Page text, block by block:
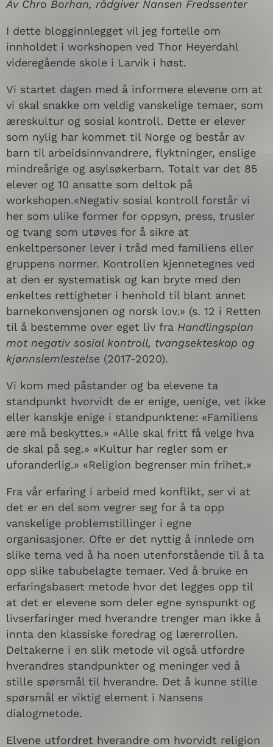
Av Chro Borhan, rådgiver Nansen Fredssenter
I dette blogginnlegget vil jeg fortelle om
innholdet i workshopen ved Thor Heyerdahl
videregående skole i Larvik i høst.
Vi startet dagen med å informere elevene om at
vi skal snakke om veldig vanskelige temaer, som
æreskultur og sosial kontroll. Dette er elever
som nylig har kommet til Norge og består av
barn til arbeidsinnvandrere, flyktninger, enslige
mindreårige og asylsøkerbarn. Totalt var det 85
elever og 10 ansatte som deltok på
workshopen.«Negativ sosial kontroll forstår vi
her som ulike former for oppsyn, press, trusler
og tvang som utøves for å sikre at
enkeltpersoner lever i tråd med familiens eller
gruppens normer. Kontrollen kjennetegnes ved
at den er systematisk og kan bryte med den
enkeltes rettigheter i henhold til blant annet
barnekonvensjonen og norsk lov.» (s. 12 i Retten
til å bestemme over eget liv fra Handlingsplan
mot negativ sosial kontroll, tvangsekteskap og
kjønnslemlestelse (2017-2020).
Vi kom med påstander og ba elevene ta
standpunkt hvorvidt de er enige, uenige, vet ikke
eller kanskje enige i standpunktene: «Familiens
ære må beskyttes.» «Alle skal fritt få velge hva
de skal på seg.» «Kultur har regler som er
uforanderlig.» «Religion begrenser min frihet.»
Fra vår erfaring i arbeid med konflikt, ser vi at
det er en del som vegrer seg for å ta opp
vanskelige problemstillinger i egne
organisasjoner. Ofte er det nyttig å innlede om
slike tema ved å ha noen utenforstående til å ta
opp slike tabubelagte temaer. Ved å bruke en
erfaringsbasert metode hvor det legges opp til
at det er elevene som deler egne synspunkt og
livserfaringer med hverandre trenger man ikke å
innta den klassiske foredrag og lærerrollen.
Deltakerne i en slik metode vil også utfordre
hverandres standpunkter og meninger ved å
stille spørsmål til hverandre. Det å kunne stille
spørsmål er viktig element i Nansens
dialogmetode.
Elvene utfordret hverandre om hvorvidt religion